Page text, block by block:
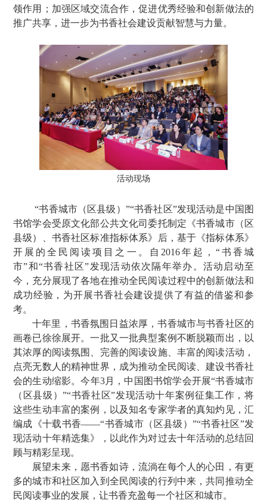
领作用；加强区域交流合作，促进优秀经验和创新做法的
推广共享，进一步为书香社会建设贡献智慧与力量。
活动现场
“书香城市（区县级）”“书香社区”发现活动是中国图
书馆学会受原文化部公共文化司委托制定《书香城市（区
县级）、书香社区标准指标体系》后，基于《指标体系》
开展的全民阅读项目之一。自2016年起，“书香城
市”和“书香社区”发现活动依次隔年举办。活动启动至
今，充分展现了各地在推动全民阅读过程中的创新做法和
成功经验，为开展书香社会建设提供了有益的借鉴和参
考。
十年里，书香氛围日益浓厚，书香城市与书香社区的
画卷已徐徐展开。一批又一批典型案例不断脱颖而出，以
其浓厚的阅读氛围、完善的阅读设施、丰富的阅读活动，
点亮无数人的精神世界，成为推动全民阅读、建设书香社
会的生动缩影。今年3月，中国图书馆学会开展“书香城市
（区县级）”“书香社区”发现活动十年案例征集工作，将
这些生动丰富的案例，以及知名专家学者的真知灼见，汇
编成《十载书香——“书香城市（区县级）”“书香社区”发
现活动十年精选集》，以此作为对过去十年活动的总结回
顾与精彩呈现。
展望未来，愿书香如诗，流淌在每个人的心田，有更
多的城市和社区加入到全民阅读的行列中来，共同推动全
民阅读事业的发展，让书香充盈每一个社区和城市。